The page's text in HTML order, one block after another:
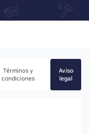
Términos y
condiciones
Aviso
legal